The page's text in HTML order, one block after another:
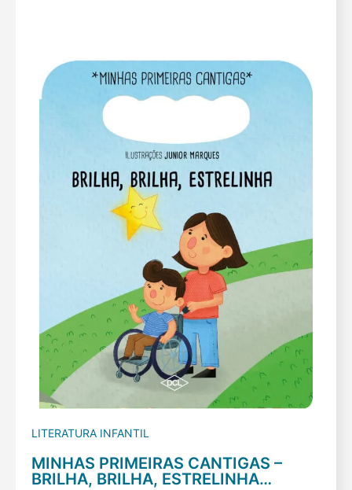
LITERATURA INFANTIL
MINHAS PRIMEIRAS CANTIGAS –
BRILHA, BRILHA, ESTRELINHA…